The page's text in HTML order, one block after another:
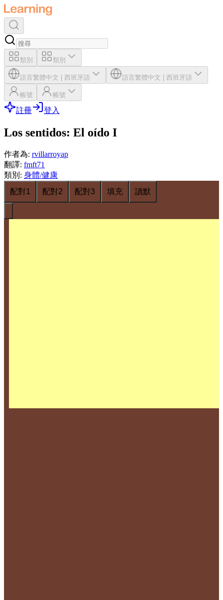
類別 類別
語言繁體中文 西班牙語 語言繁體中文 西班牙語
帳號 帳號
註冊 登入
Los sentidos: El oído I
作者為: rvillarroyap
翻譯: fmft71
類別 : 身體/健康
配對1
配對2 配對3 填充 讀默